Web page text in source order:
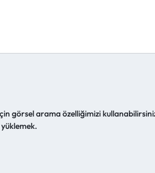
görsel arama özelliğimizi